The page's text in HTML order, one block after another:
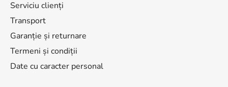
Serviciu clienți
Transport
Garanție și returnare
Termeni și condiții
Date cu caracter personal